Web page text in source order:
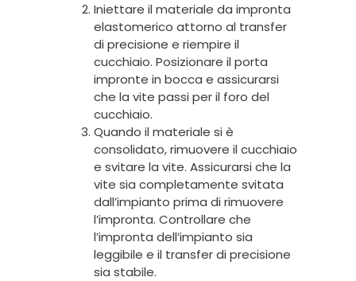
Iniettare il materiale da impronta
elastomerico attorno al transfer
di precisione e riempire il
cucchiaio. Posizionare il porta
impronte in bocca e assicurarsi
che la vite passi per il foro del
cucchiaio.
Quando il materiale si è
consolidato, rimuovere il cucchiaio
e svitare la vite. Assicurarsi che la
vite sia completamente svitata
dall’impianto prima di rimuovere
l’impronta. Controllare che
l’impronta dell’impianto sia
leggibile e il transfer di precisione
sia stabile.